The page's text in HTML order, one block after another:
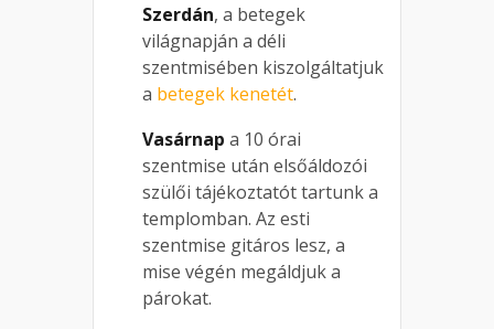
Szerdán, a betegek
világnapján a déli
szentmisében kiszolgáltatjuk
a betegek kenetét.
Vasárnap a 10 órai
szentmise után elsőáldozói
szülői tájékoztatót tartunk a
templomban. Az esti
szentmise gitáros lesz, a
mise végén megáldjuk a
párokat.